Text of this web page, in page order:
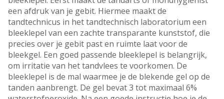
een afdruk van je gebit. Hiermee maakt de
tandtechnicus in het tandtechnisch laboratorium een
bleeklepel van een zachte transparante kunststof, die
precies over je gebit past en ruimte laat voor de
bleekgel. Een goed passende bleeklepel is belangrijk,
om irritatie van het tandvlees te voorkomen. De
bleeklepel is de mal waarmee je de blekende gel op de
tanden aanbrengt. De gel bevat 3 tot maximaal 6%